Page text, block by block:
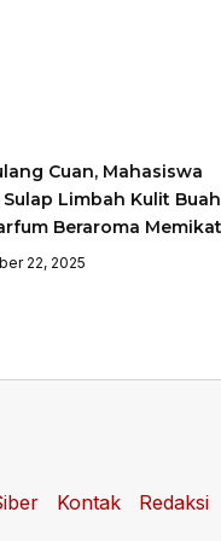
Cuan, Mahasiswa
Sulap Limbah Kulit Buah
Beraroma Memikat
22, 2025
Kontak Redaksi